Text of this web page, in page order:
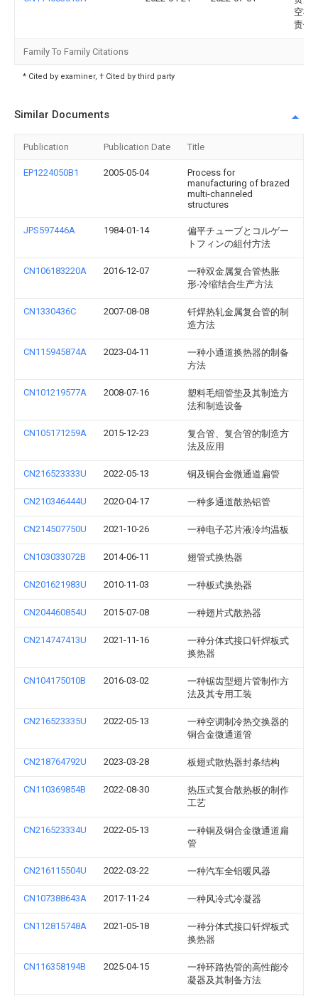
空机
责任
Family To Family Citations
* Cited by examiner, † Cited by third party
Similar Documents
Publication Publication Date Title
EP1224050B1 2005-05-04
Process for
manufacturing of brazed
multi-channeled
structures
JPS597446A 1984-01-14
偏平チューブとコルゲー
トフィンの組付方法
CN106183220A 2016-12-07
一种双金属复合管热胀
形‑冷缩结合生产方法
CN1330436C 2007-08-08
钎焊热轧金属复合管的制
造方法
CN115945874A 2023-04-11
一种小通道换热器的制备
方法
CN101219577A 2008-07-16
塑料毛细管垫及其制造方
法和制造设备
CN105171259A 2015-12-23
复合管、复合管的制造方
法及应用
CN216523333U 2022-05-13 铜及铜合金微通道扁管
CN210346444U 2020-04-17 一种多通道散热铝管
CN214507750U 2021-10-26 一种电子芯片液冷均温板
CN103033072B 2014-06-11 翅管式换热器
CN201621983U 2010-11-03 一种板式换热器
CN204460854U 2015-07-08 一种翅片式散热器
CN214747413U 2021-11-16
一种分体式接口钎焊板式
换热器
CN104175010B 2016-03-02
一种锯齿型翅片管制作方
法及其专用工装
CN216523335U 2022-05-13
一种空调制冷热交换器的
铜合金微通道管
CN218764792U 2023-03-28 板翅式散热器封条结构
CN110369854B 2022-08-30
热压式复合散热板的制作
工艺
CN216523334U 2022-05-13
一种铜及铜合金微通道扁
管
CN216115504U 2022-03-22 一种汽车全铝暖风器
CN107388643A 2017-11-24 一种风冷式冷凝器
CN112815748A 2021-05-18
一种分体式接口钎焊板式
换热器
CN116358194B 2025-04-15
一种环路热管的高性能冷
凝器及其制备方法